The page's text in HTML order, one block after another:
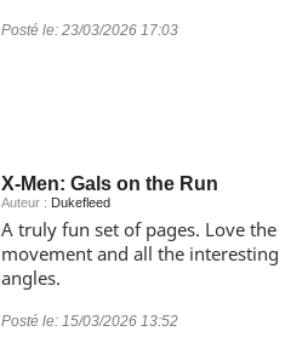
Posté le: 23/03/2026 17:03
X-Men: Gals on the Run
Auteur : Dukefleed
A truly fun set of pages. Love the
movement and all the interesting
angles.
Posté le: 15/03/2026 13:52